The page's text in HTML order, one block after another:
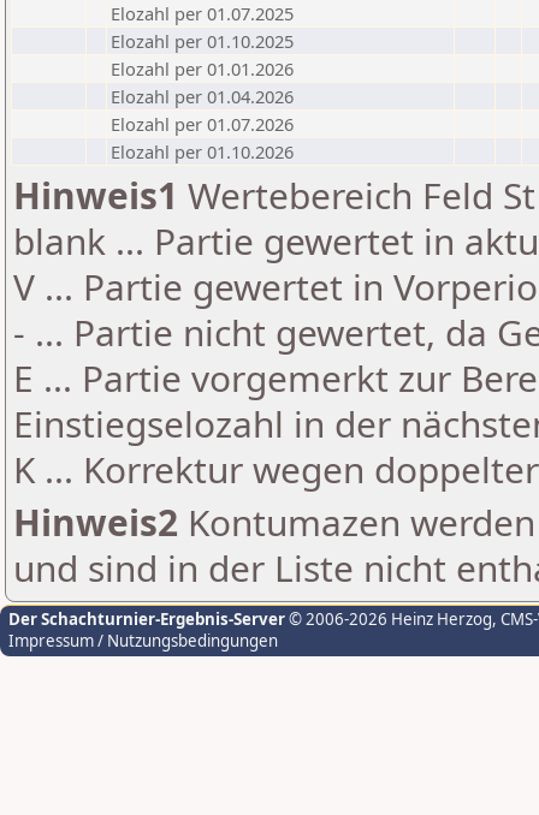
Elozahl per 01.07.2025
Elozahl per 01.10.2025
Elozahl per 01.01.2026
Elozahl per 01.04.2026
Elozahl per 01.07.2026
Elozahl per 01.10.2026
Hinweis1 Wertebereich Feld
blank ... Partie gewertet in
V ... Partie gewertet in
- ... Partie nicht gewertet, da
E ... Partie vorgemerkt zur
Einstiegselozahl in der
K ... Korrektur wegen
Hinweis2 Kontumazen
und sind in der Liste nicht
Der Schachturnier-Ergebnis-Server© 2006-2026 Heinz Herzog,
Impressum / Nutzungsbedingungen